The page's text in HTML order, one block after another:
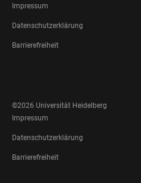
FOOTER
LEGAL
Impressum
Datenschutzerklärung
Barrierefreiheit
MEDIA
©2026 Universität Heidelberg
FOOTER
LEGAL
Impressum
Datenschutzerklärung
Barrierefreiheit